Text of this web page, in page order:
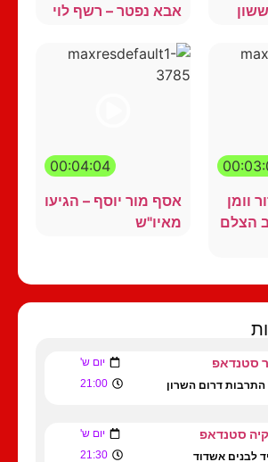
אבא נפטר – רשף לוי
וומן
הצלם
00:04:04
אסף מור יוסף – הגיעו
מאיו"ש
סטנדאפ יום ש'
התרבות דרום השרון 21:00
סטנדאפ יום ש'
לבנים אשדוד 21:30